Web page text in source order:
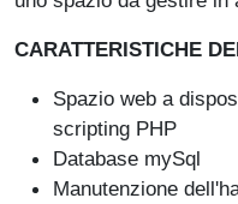
CARATTERISTICHE
Spazio web a
scripting PHP
Database mySql
Manutenzione